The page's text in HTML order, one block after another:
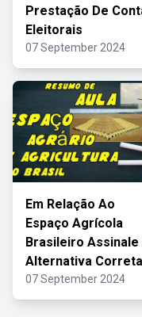
Prestação De
Eleitorais
07 September 2024
Em Relação Ao
Espaço Agrícola
Brasileiro Assinale
Alternativa Correta
07 September 2024